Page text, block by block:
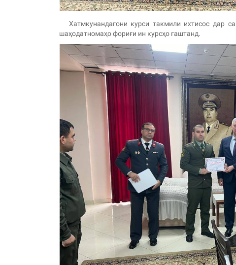
Хатмкунандагони курси такмили ихтисос дар
шаҳодатномаҳо фориғи ин курсҳо гаштанд.